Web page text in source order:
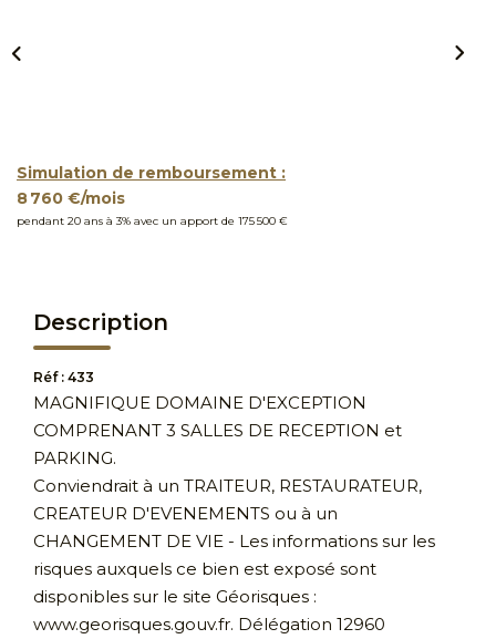
Simulation de remboursement :
8 760 €/mois
pendant 20 ans à 3% avec un apport de 175 500 €
Description
Réf : 433
MAGNIFIQUE DOMAINE D'EXCEPTION
COMPRENANT 3 SALLES DE RECEPTION et
PARKING.
Conviendrait à un TRAITEUR, RESTAURATEUR,
CREATEUR D'EVENEMENTS ou à un
CHANGEMENT DE VIE - Les informations sur les
risques auxquels ce bien est exposé sont
disponibles sur le site Géorisques :
www.georisques.gouv.fr. Délégation 12960